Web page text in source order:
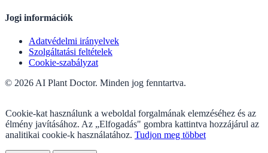
Jogi információk
Adatvédelmi irányelvek
Szolgáltatási feltételek
Cookie-szabályzat
© 2026 AI Plant Doctor. Minden jog fenntartva.
Cookie-kat használunk a weboldal forgalmának elemzéséhez és az
élmény javításához. Az „Elfogadás" gombra kattintva hozzájárul az
analitikai cookie-k használatához. Tudjon meg többet